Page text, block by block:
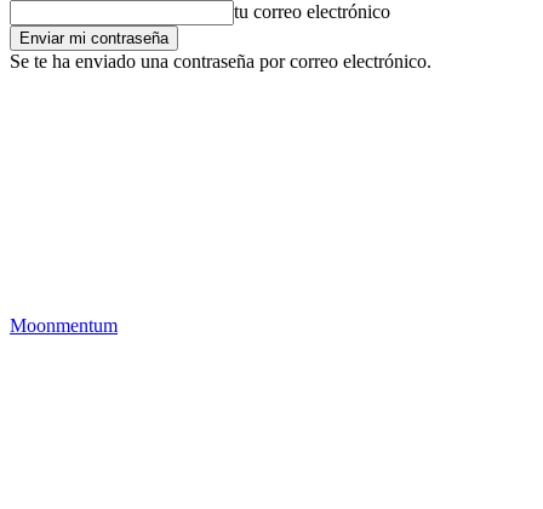
tu correo electrónico
Se te ha enviado una contraseña por correo electrónico.
Moonmentum